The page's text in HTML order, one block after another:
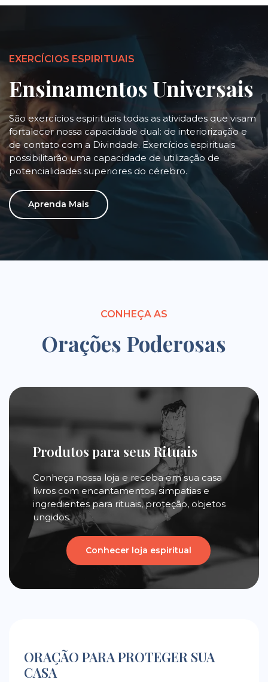
EXERCÍCIOS ESPIRITUAIS
Ensinamentos Universais
São exercícios espirituais todas as atividades que visam
fortalecer nossa capacidade dual: de interiorização e
de contato com a Divindade. Exercícios espirituais
possibilitarão uma capacidade de utilização de
potencialidades superiores do cérebro.
Aprenda Mais
CONHEÇA AS
Orações Poderosas
Produtos para seus Rituais
Conheça nossa loja e receba em sua casa
livros com encantamentos, simpatias e
ingredientes para rituais, proteção, objetos
ungidos.
Conhecer loja espiritual
ORAÇÃO PARA PROTEGER SUA
CASA